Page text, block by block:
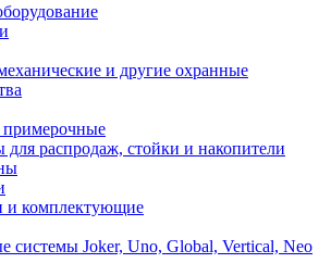
и другие охранные
для распродаж, стойки и накопители
и комплектующие
системы Joker, Uno, Global, Vertical, Neo